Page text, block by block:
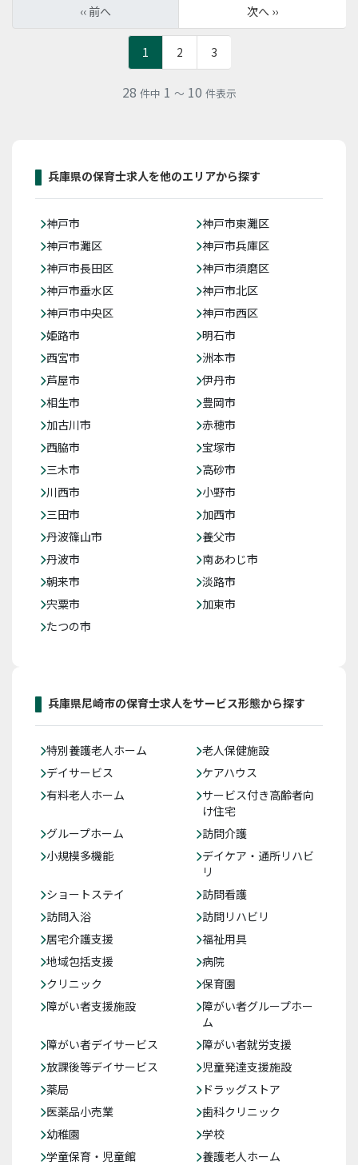
‹‹ 前へ 次へ ››
1 2 3
28 件中 1 ～ 10 件表示
兵庫県の保育士求人を他のエリアから探す
神戸市
神戸市東灘区
神戸市灘区
神戸市兵庫区
神戸市長田区
神戸市須磨区
神戸市垂水区
神戸市北区
神戸市中央区
神戸市西区
姫路市
明石市
西宮市
洲本市
芦屋市
伊丹市
相生市
豊岡市
加古川市
赤穂市
西脇市
宝塚市
三木市
高砂市
川西市
小野市
三田市
加西市
丹波篠山市
養父市
丹波市
南あわじ市
朝来市
淡路市
宍粟市
加東市
たつの市
兵庫県尼崎市の保育士求人をサービス形態から探す
特別養護老人ホーム
老人保健施設
デイサービス
ケアハウス
有料老人ホーム
サービス付き高齢者向
け住宅
グループホーム
訪問介護
小規模多機能
デイケア・通所リハビ
リ
ショートステイ
訪問看護
訪問入浴
訪問リハビリ
居宅介護支援
福祉用具
地域包括支援
病院
クリニック
保育園
障がい者支援施設
障がい者グループホー
ム
障がい者デイサービス
障がい者就労支援
放課後等デイサービス
児童発達支援施設
薬局
ドラッグストア
医薬品小売業
歯科クリニック
幼稚園
学校
学童保育・児童館
養護老人ホーム